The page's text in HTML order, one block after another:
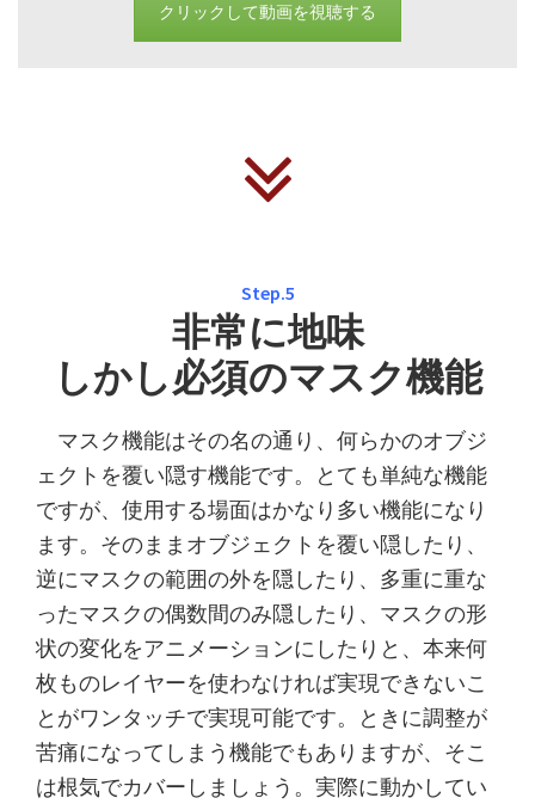
クリックして動画を視聴する
Step.5
非常に地味
しかし必須のマスク機能
マスク機能はその名の通り、何らかのオブジ
ェクトを覆い隠す機能です。とても単純な機能
ですが、使用する場面はかなり多い機能になり
ます。そのままオブジェクトを覆い隠したり、
逆にマスクの範囲の外を隠したり、多重に重な
ったマスクの偶数間のみ隠したり、マスクの形
状の変化をアニメーションにしたりと、本来何
枚ものレイヤーを使わなければ実現できないこ
とがワンタッチで実現可能です。ときに調整が
苦痛になってしまう機能でもありますが、そこ
は根気でカバーしましょう。実際に動かしてい